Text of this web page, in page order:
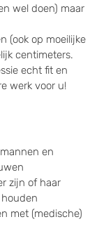
wel doen) maar
(ook op moeilijke
centimeters.
echt fit en
werk voor u!
en
zijn of haar
met (medische)